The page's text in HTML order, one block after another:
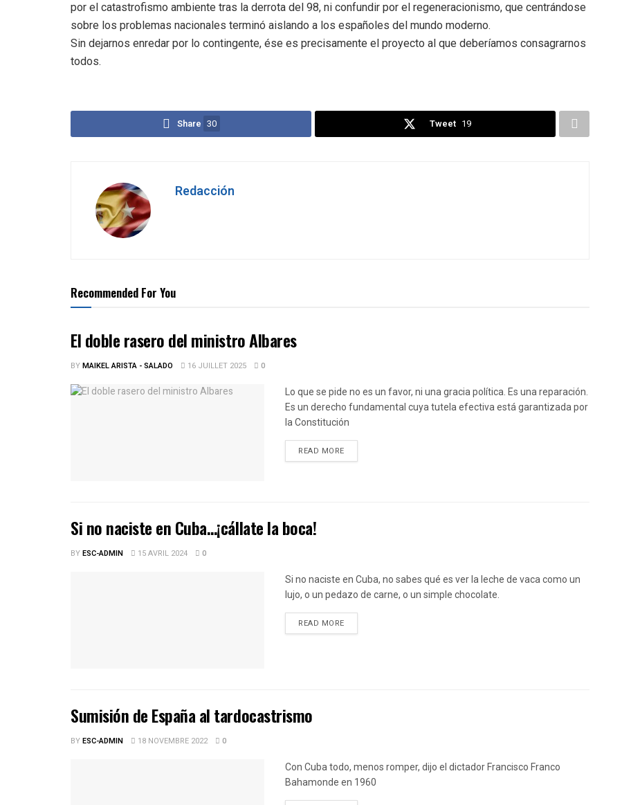
por el catastrofismo ambiente tras la derrota del 98, ni confundir por el regeneracionismo, que centrándose
sobre los problemas nacionales terminó aislando a los españoles del mundo moderno.
Sin dejarnos enredar por lo contingente, ése es precisamente el proyecto al que deberíamos consagrarnos
todos.
Share 30 Tweet 19
Redacción
Recommended For You
El doble rasero del ministro Albares
BYMAIKEL ARISTA - SALADO 16 JUILLET 2025 0
Lo que se pide no es un favor, ni una gracia política. Es una reparación.
Es un derecho fundamental cuya tutela efectiva está garantizada por
la Constitución
READ MOREDETAILS
Si no naciste en Cuba…¡cállate la boca!
BYESC-ADMIN 15 AVRIL 2024 0
Si no naciste en Cuba, no sabes qué es ver la leche de vaca como un
lujo, o un pedazo de carne, o un simple chocolate.
READ MOREDETAILS
Sumisión de España al tardocastrismo
BYESC-ADMIN 18 NOVEMBRE 2022 0
Con Cuba todo, menos romper, dijo el dictador Francisco Franco
Bahamonde en 1960